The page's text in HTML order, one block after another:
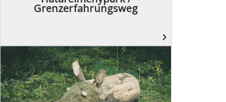
Grenzerfahrungsweg
navigate_next